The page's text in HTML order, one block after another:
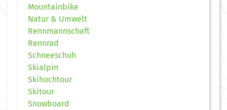
Mountainbike
Natur & Umwelt
Rennmannschaft
Rennrad
Schneeschuh
Skialpin
Skihochtour
Skitour
Snowboard